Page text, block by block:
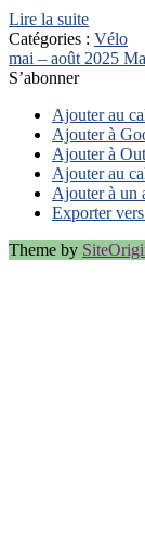
Lire la suite
Catégories : Vélo
mai – août 2025
S’abonner
Ajouter au
Ajouter à
Ajouter à
Ajouter au
Ajouter à un
Exporter
Theme by